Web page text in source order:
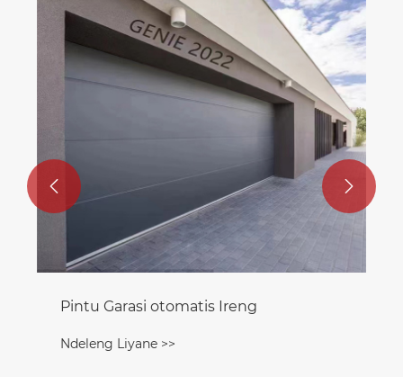
Pintu Garasi otomatis Ireng
Ndeleng Liyane >>
 